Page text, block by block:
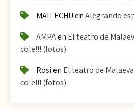
MAITECHUenAlegrando
AMPAen El teatro de
cole!!! (fotos)
Rosien El teatro de
cole!!! (fotos)